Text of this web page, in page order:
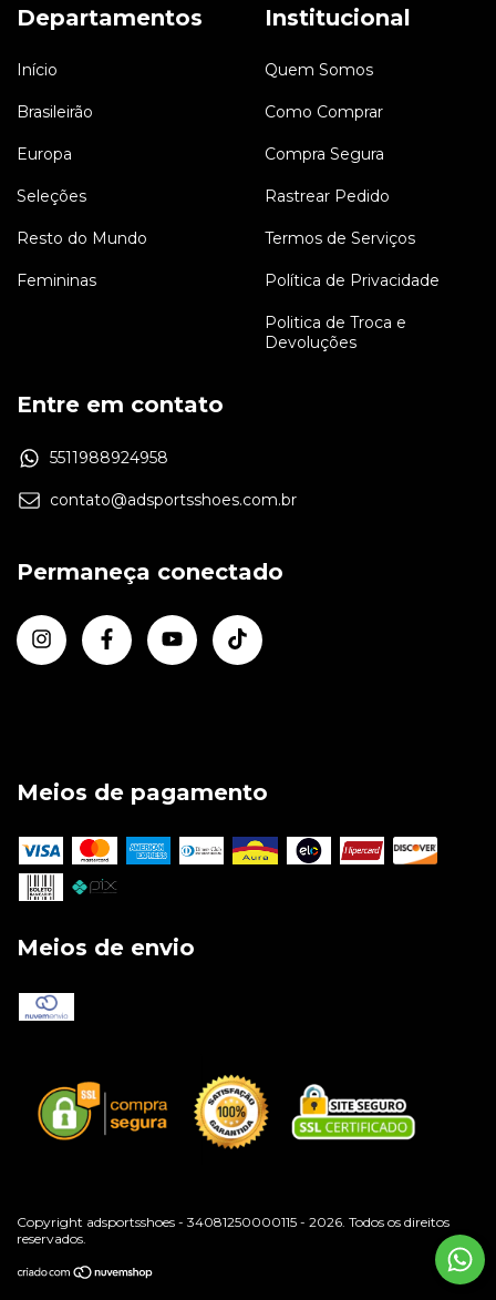
Departamentos
Início
Brasileirão
Europa
Seleções
Resto do Mundo
Femininas
Institucional
Quem Somos
Como Comprar
Compra Segura
Rastrear Pedido
Termos de Serviços
Política de Privacidade
Politica de Troca e
Devoluções
Entre em contato
5511988924958
contato@adsportsshoes.com.br
Permaneça conectado
Meios de pagamento
Meios de envio
Copyright adsportsshoes - 34081250000115 - 2026. Todos os direitos
reservados.